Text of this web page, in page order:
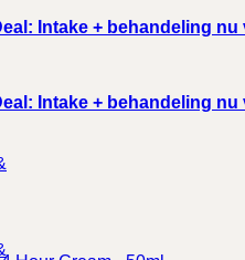
Intake + behandeling nu
Intake + behandeling nu